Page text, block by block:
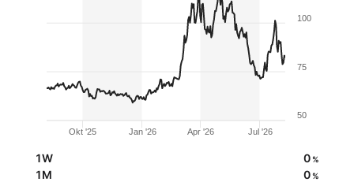
Okt '25 Jan '26 Apr '26 Jul '26
50
75
100
1W 0%
1M 0%